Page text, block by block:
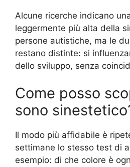
Alcune ricerche indicano
leggermente più alta della
persone autistiche, ma le
restano distinte: si
dello sviluppo, senza
Come posso
sono
Il modo più affidabile è
settimane lo stesso test di
esempio: di che colore è